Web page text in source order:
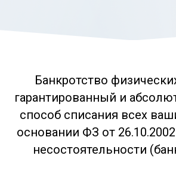
Банкротство
гарантированный и
способ списания всех
основании ФЗ от
несостоятельности